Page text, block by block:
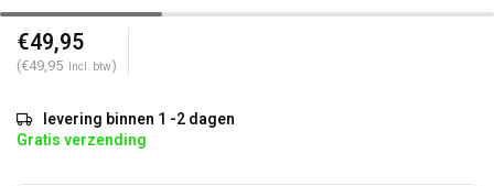
€49,95
(€49,95 Incl. btw)
levering binnen 1 -2 dagen
Gratis verzending